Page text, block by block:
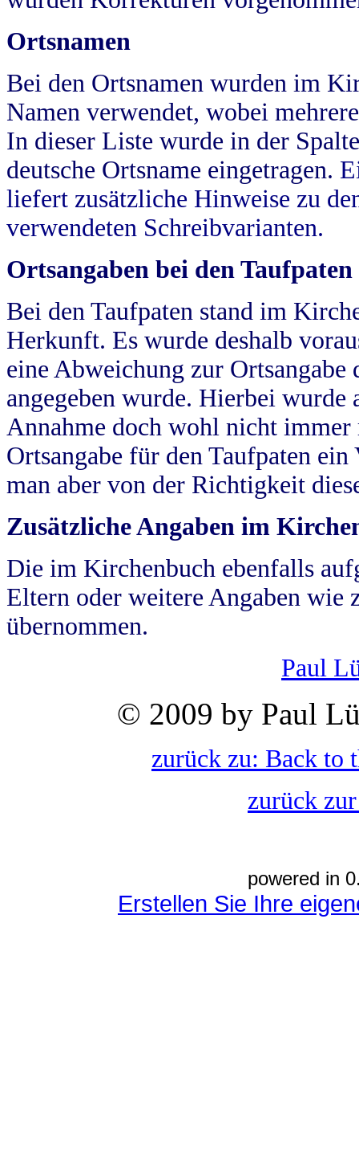
Ortsnamen
Bei den Ortsnamen wurden im
Namen verwendet, wobei
In dieser Liste wurde in der
deutsche Ortsname eingetragen.
liefert zusätzliche Hinweise zu
verwendeten Schreibvarianten.
Ortsangaben bei den Taufpaten
Bei den Taufpaten stand im
Herkunft. Es wurde deshalb
eine Abweichung zur
angegeben wurde. Hierbei wurde
Annahme doch wohl nicht
Ortsangabe für den Taufpaten
man aber von der Richtigkeit
Zusätzliche Angaben im
Die im Kirchenbuch ebenfalls
Eltern oder weitere Angaben wie
übernommen.
Paul
© 2009 by Paul
zurück zu: Back to
zurück
powered in
Erstellen Sie Ihre